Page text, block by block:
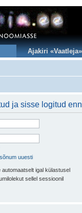
Ajakiri «Vaatleja»
ja sisse logitud
uuesti
automaatselt igal külastusel
sellel sessioonil